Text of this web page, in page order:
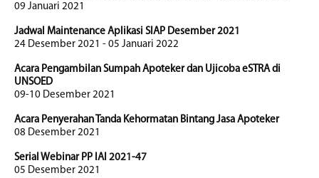
09 Januari 2021
Jadwal Maintenance Aplikasi SIAP Desember 2021
24 Desember 2021 - 05 Januari 2022
Acara Pengambilan Sumpah Apoteker dan Ujicoba eSTRA di
UNSOED
09-10 Desember 2021
Acara Penyerahan Tanda Kehormatan Bintang Jasa Apoteker
08 Desember 2021
Serial Webinar PP IAI 2021-47
05 Desember 2021